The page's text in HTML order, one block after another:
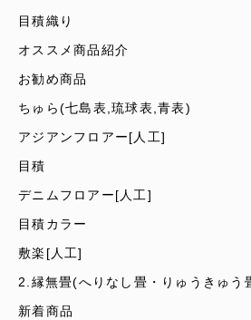
目積織り
オススメ商品紹介
お勧め商品
ちゅら(七島表,琉球表,青表)
アジアンフロアー[人工]
目積
デニムフロアー[人工]
目積カラー
敷楽[人工]
2.縁無畳(へりなし畳・りゅうきゅう
新着商品